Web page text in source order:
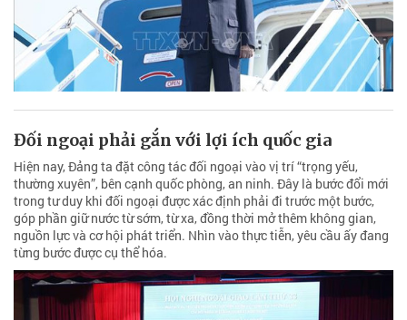
Đối ngoại phải gắn với lợi ích quốc gia
Hiện nay, Đảng ta đặt công tác đối ngoại vào vị trí “trọng yếu,
thường xuyên”, bên cạnh quốc phòng, an ninh. Đây là bước đổi mới
trong tư duy khi đối ngoại được xác định phải đi trước một bước,
góp phần giữ nước từ sớm, từ xa, đồng thời mở thêm không gian,
nguồn lực và cơ hội phát triển. Nhìn vào thực tiễn, yêu cầu ấy đang
từng bước được cụ thể hóa.